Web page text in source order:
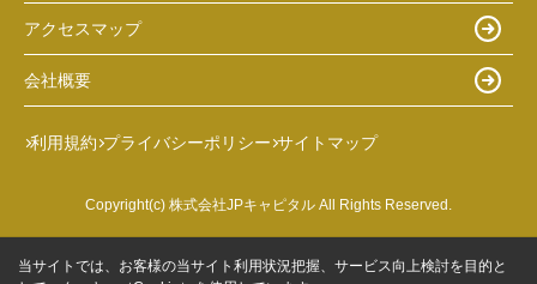
アクセスマップ
会社概要
利用規約 プライバシーポリシー サイトマップ
Copyright(c) 株式会社JPキャピタル All Rights Reserved.
当サイトでは、お客様の当サイト利用状況把握、サービス向上検討を目的と